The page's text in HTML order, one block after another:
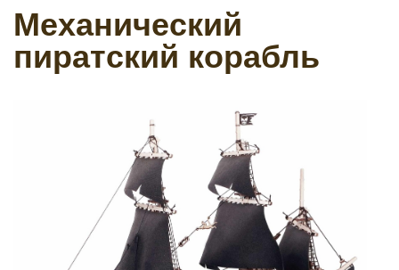
Механический
пиратский корабль